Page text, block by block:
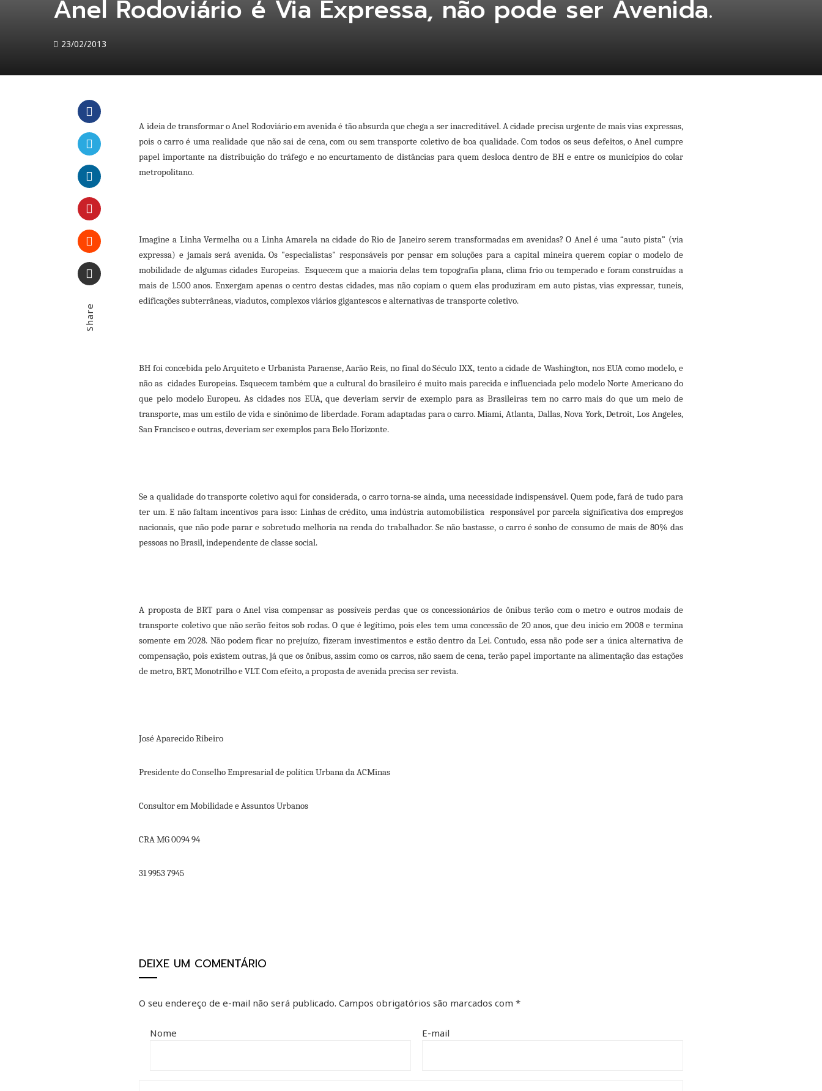
Anel Rodoviário é Via Expressa, não pode ser Avenida.
23/02/2013
Facebook
Twitter
LinkedIn
Pinterest
Stumbleupon
Share
A ideia de transformar o Anel Rodoviário em avenida é tão absurda que chega a ser inacreditável. A cidade precisa urgente de mais vias expressas,
pois o carro é uma realidade que não sai de cena, com ou sem transporte coletivo de boa qualidade. Com todos os seus defeitos, o Anel cumpre
papel importante na distribuição do tráfego e no encurtamento de distâncias para quem desloca dentro de BH e entre os municípios do colar
metropolitano.
Imagine a Linha Vermelha ou a Linha Amarela na cidade do Rio de Janeiro serem transformadas em avenidas? O Anel é uma “auto pista” (via
expressa) e jamais será avenida. Os "especialistas" responsáveis por pensar em soluções para a capital mineira querem copiar o modelo de
mobilidade de algumas cidades Europeias. Esquecem que a maioria delas tem topografia plana, clima frio ou temperado e foram construídas a
mais de 1.500 anos. Enxergam apenas o centro destas cidades, mas não copiam o quem elas produziram em auto pistas, vias expressar, tuneis,
edificações subterrâneas, viadutos, complexos viários gigantescos e alternativas de transporte coletivo.
BH foi concebida pelo Arquiteto e Urbanista Paraense, Aarão Reis, no final do Século IXX, tento a cidade de Washington, nos EUA como modelo, e
não as cidades Europeias. Esquecem também que a cultural do brasileiro é muito mais parecida e influenciada pelo modelo Norte Americano do
que pelo modelo Europeu. As cidades nos EUA, que deveriam servir de exemplo para as Brasileiras tem no carro mais do que um meio de
transporte, mas um estilo de vida e sinônimo de liberdade. Foram adaptadas para o carro. Miami, Atlanta, Dallas, Nova York, Detroit, Los Angeles,
San Francisco e outras, deveriam ser exemplos para Belo Horizonte.
Se a qualidade do transporte coletivo aqui for considerada, o carro torna-se ainda, uma necessidade indispensável. Quem pode, fará de tudo para
ter um. E não faltam incentivos para isso: Linhas de crédito, uma indústria automobilística responsável por parcela significativa dos empregos
nacionais, que não pode parar e sobretudo melhoria na renda do trabalhador. Se não bastasse, o carro é sonho de consumo de mais de 80% das
pessoas no Brasil, independente de classe social.
A proposta de BRT para o Anel visa compensar as possíveis perdas que os concessionários de ônibus terão com o metro e outros modais de
transporte coletivo que não serão feitos sob rodas. O que é legítimo, pois eles tem uma concessão de 20 anos, que deu inicio em 2008 e termina
somente em 2028. Não podem ficar no prejuízo, fizeram investimentos e estão dentro da Lei. Contudo, essa não pode ser a única alternativa de
compensação, pois existem outras, já que os ônibus, assim como os carros, não saem de cena, terão papel importante na alimentação das estações
de metro, BRT, Monotrilho e VLT. Com efeito, a proposta de avenida precisa ser revista.
José Aparecido Ribeiro
Presidente do Conselho Empresarial de política Urbana da ACMinas
Consultor em Mobilidade e Assuntos Urbanos
CRA MG 0094 94
31 9953 7945
DEIXE UM COMENTÁRIO
O seu endereço de e-mail não será publicado. Campos obrigatórios são marcados com*
Nome E-mail